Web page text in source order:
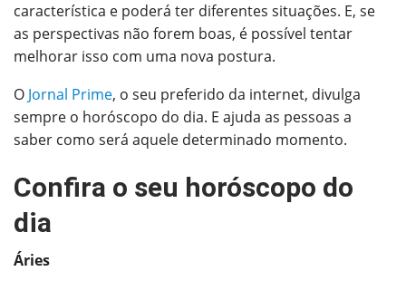
característica e poderá ter diferentes situações. E, se
as perspectivas não forem boas, é possível tentar
melhorar isso com uma nova postura.
O Jornal Prime, o seu preferido da internet, divulga
sempre o horóscopo do dia. E ajuda as pessoas a
saber como será aquele determinado momento.
Confira o seu horóscopo do
dia
Áries